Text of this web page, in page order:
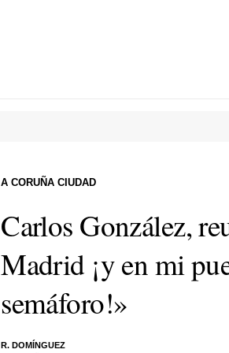
Carlos González,
Madrid ¡y en mi
semáforo!»
R. DOMÍNGUEZ
A CORUÑA CIUDAD